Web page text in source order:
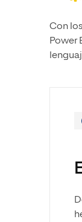
Con
Power